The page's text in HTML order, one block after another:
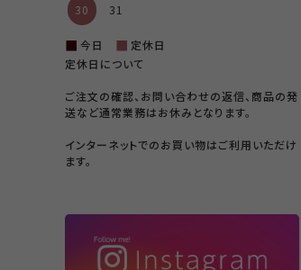
30 31
■ 今日 ■ 定休日
定休日について
ご注文の確認、お問い合わせの返信、商品の発
送など通常業務はお休みとなります。
インターネットでのお買い物はご利用いただけ
ます。